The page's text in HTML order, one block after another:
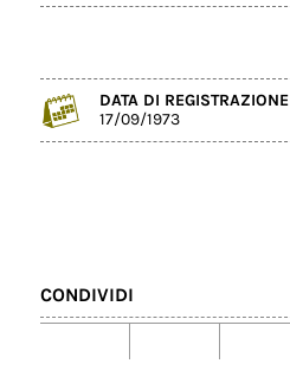
DATA DI REGISTRAZIONE
17/09/1973
CONDIVIDI